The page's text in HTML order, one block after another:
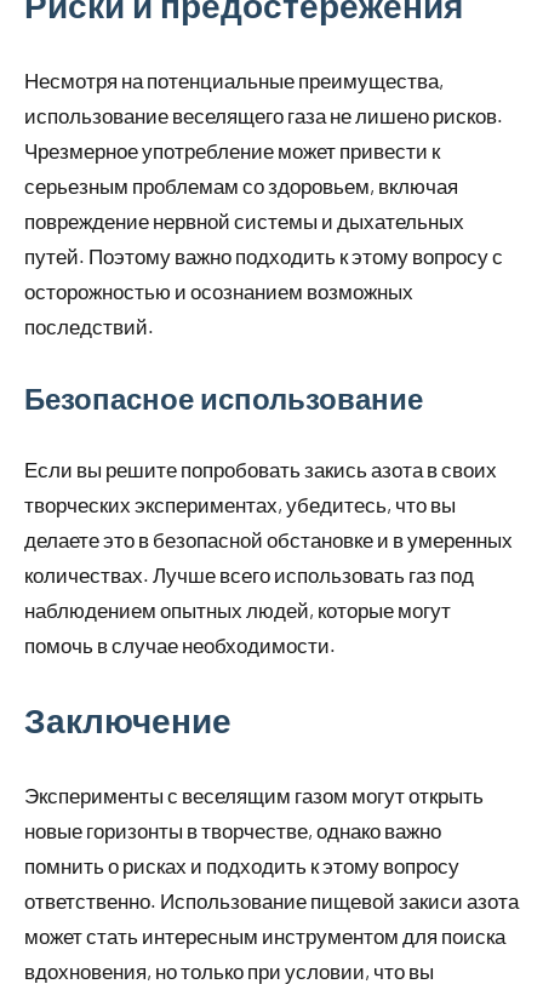
Несмотря на потенциальные преимущества,
использование веселящего газа не лишено рисков.
Чрезмерное употребление может привести к
серьезным проблемам со здоровьем, включая
повреждение нервной системы и дыхательных
путей. Поэтому важно подходить к этому вопросу с
осторожностью и осознанием возможных
последствий.
Безопасное использование
Если вы решите попробовать закись азота в своих
творческих экспериментах, убедитесь, что вы
делаете это в безопасной обстановке и в умеренных
количествах. Лучше всего использовать газ под
наблюдением опытных людей, которые могут
помочь в случае необходимости.
Заключение
Эксперименты с веселящим газом могут открыть
новые горизонты в творчестве, однако важно
помнить о рисках и подходить к этому вопросу
ответственно. Использование пищевой закиси азота
может стать интересным инструментом для поиска
вдохновения, но только при условии, что вы